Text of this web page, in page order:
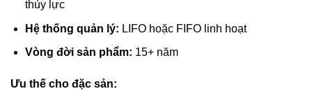
thủy lực
Hệ thống quản lý: LIFO hoặc FIFO linh hoạt
Vòng đời sản phẩm: 15+ năm
Ưu thế cho đặc sản: